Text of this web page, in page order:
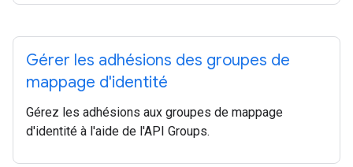
Gérer les adhésions des groupes de
mappage d'identité
Gérez les adhésions aux groupes de mappage
d'identité à l'aide de l'API Groups.